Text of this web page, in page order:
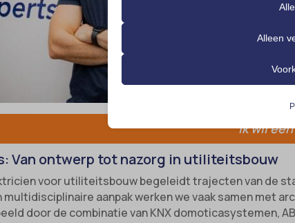
Ik wil
Van ontwerp tot nazorg in utiliteitsbouw
voor utiliteitsbouw begeleidt trajecten van de
multidisciplinaire aanpak werken we vaak samen met
door de combinatie van KNX domoticasystemen,
correcte werking van de website. Deze
asenha_tab
cmplz_banner-status
cmplz_consent_status
Statistiekcookies verzamelen
_ga
_ga_*
analytics_cookies
Marketing
Marketingservices worden gebruikt door
websites te volgen.
Alleen